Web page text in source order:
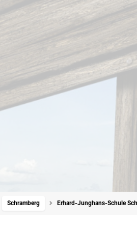
Schramberg Erhard-Junghans-Schule